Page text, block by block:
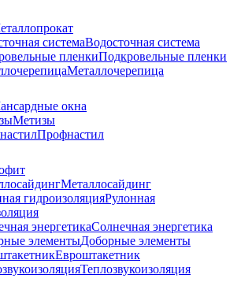
Водосточная система
Подкровельные пленки
Металлочерепица
окна
Метизы
Профнастил
Металлосайдинг
Рулонная
Солнечная энергетика
Доборные элементы
Евроштакетник
Теплозвукоизоляция